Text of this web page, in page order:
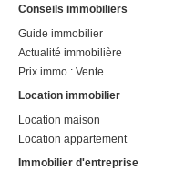
Conseils immobiliers
Guide immobilier
Actualité immobilière
Prix immo : Vente
Location immobilier
Location maison
Location appartement
Immobilier d'entreprise